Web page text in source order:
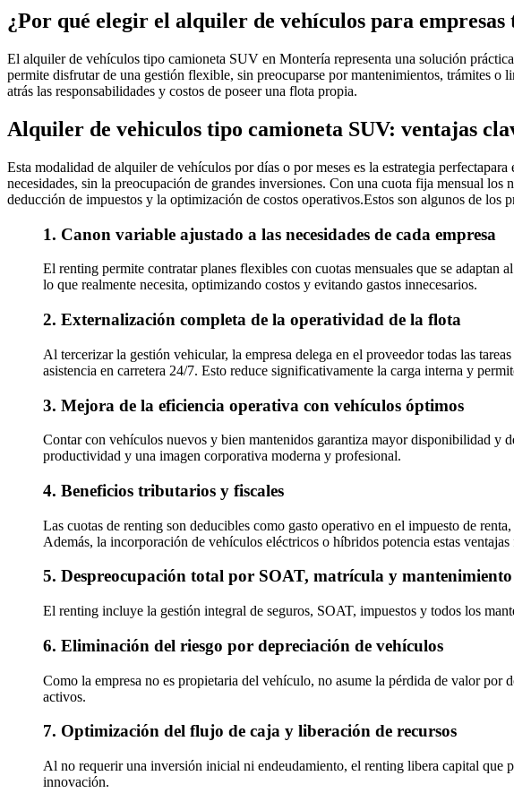
¿Por qué elegir el alquiler de vehículos para
El alquiler de vehículos tipo camioneta SUV en Montería representa una solución
permite disfrutar de una gestión flexible, sin preocuparse por mantenimientos, trámites o
atrás las responsabilidades y costos de poseer una flota propia.
Alquiler de vehiculos tipo camioneta SUV: ventajas
Esta modalidad de alquiler de vehículos por días o por meses es la estrategia
necesidades, sin la preocupación de grandes inversiones. Con una cuota fija mensual
deducción de impuestos y la optimización de costos operativos.Estos son algunos de los
1. Canon variable ajustado a las necesidades de cada empresa
El renting permite contratar planes flexibles con cuotas mensuales que se
lo que realmente necesita, optimizando costos y evitando gastos innecesarios.
2. Externalización completa de la operatividad de la flota
Al tercerizar la gestión vehicular, la empresa delega en el proveedor todas las
asistencia en carretera 24/7. Esto reduce significativamente la carga interna y
3. Mejora de la eficiencia operativa con vehículos óptimos
Contar con vehículos nuevos y bien mantenidos garantiza mayor disponibilidad y
productividad y una imagen corporativa moderna y profesional.
4. Beneficios tributarios y fiscales
Las cuotas de renting son deducibles como gasto operativo en el impuesto de
Además, la incorporación de vehículos eléctricos o híbridos potencia estas
5. Despreocupación total por SOAT, matrícula y mantenimiento
El renting incluye la gestión integral de seguros, SOAT, impuestos y todos los
6. Eliminación del riesgo por depreciación de vehículos
Como la empresa no es propietaria del vehículo, no asume la pérdida de valor
activos.
7. Optimización del flujo de caja y liberación de recursos
Al no requerir una inversión inicial ni endeudamiento, el renting libera capital que
innovación.